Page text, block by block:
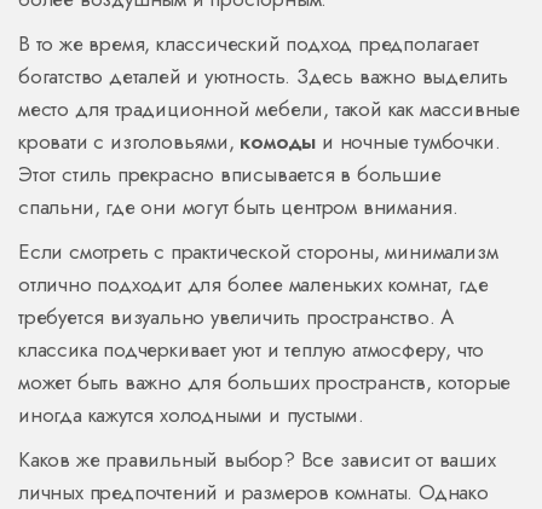
В то же время, классический подход предполагает
богатство деталей и уютность. Здесь важно выделить
место для традиционной мебели, такой как массивные
кровати с изголовьями, комоды и ночные тумбочки.
Этот стиль прекрасно вписывается в большие
спальни, где они могут быть центром внимания.
Если смотреть с практической стороны, минимализм
отлично подходит для более маленьких комнат, где
требуется визуально увеличить пространство. А
классика подчеркивает уют и теплую атмосферу, что
может быть важно для больших пространств, которые
иногда кажутся холодными и пустыми.
Каков же правильный выбор? Все зависит от ваших
личных предпочтений и размеров комнаты. Однако